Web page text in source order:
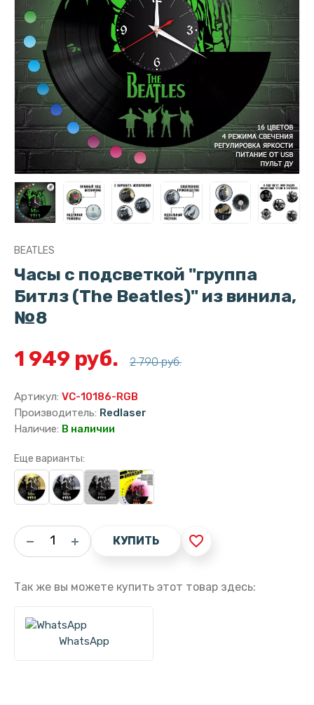
BEATLES
Часы с подсветкой "группа
Битлз (The Beatles)" из винила,
№8
1 949 руб. 2 790 руб.
Артикул: VC-10186-RGB
Производитель: Redlaser
Наличие: В наличии
Еще варианты:
КУПИТЬ favorite_border
Так же вы можете купить этот товар здесь:
WhatsApp